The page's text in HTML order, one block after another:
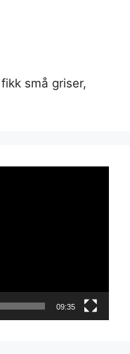
små griser,
09:35